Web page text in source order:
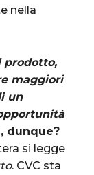
nella
prodotto,
maggiori
un
dunque?
si legge
. CVC sta